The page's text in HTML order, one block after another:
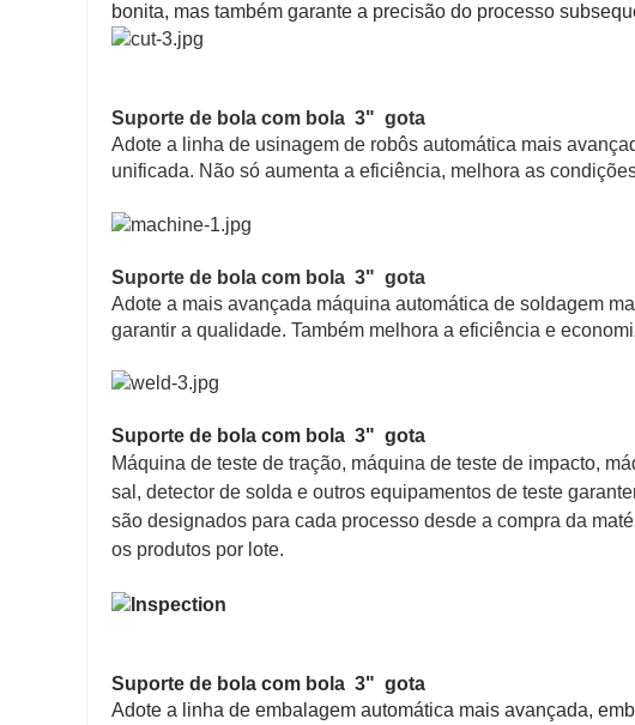
bonita, mas também garante a precisão do processo
Suporte de bola com bola 3" gota
Adote a linha de usinagem de robôs automática mais
unificada. Não só aumenta a eficiência, melhora as
Suporte de bola com bola 3" gota
Adote a mais avançada máquina automática de soldagem
garantir a qualidade. Também melhora a eficiência e
Suporte de bola com bola 3" gota
Máquina de teste de tração, máquina de teste de impacto,
sal, detector de solda e outros equipamentos de teste
são designados para cada processo desde a compra da
os produtos por lote.
Suporte de bola com bola 3" gota
Adote a linha de embalagem automática mais avançada,